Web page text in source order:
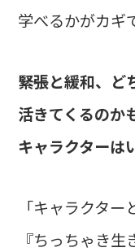
学べるかがカギ
――緊張と緩和、
活きてくるのか
キャラクターは
「キャラクタ
『ちっちゃき生